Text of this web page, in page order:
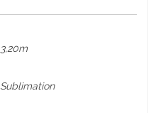
3,20m
Sublimation